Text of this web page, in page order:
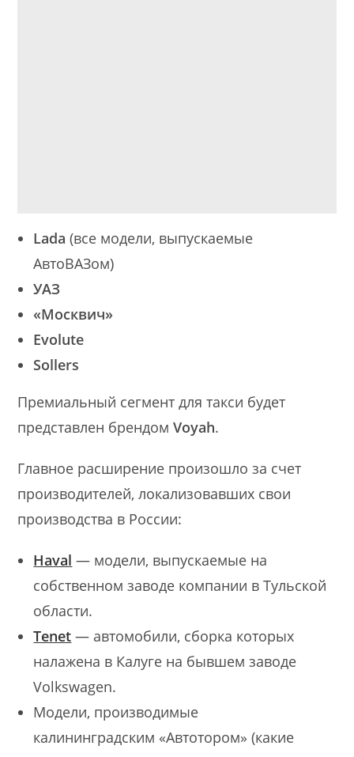
Lada (все модели, выпускаемые
АвтоВАЗом)
УАЗ
«Москвич»
Evolute
Sollers
Премиальный сегмент для такси будет
представлен брендомVoyah.
Главное расширение произошло за счет
производителей, локализовавших свои
производства в России:
Haval — модели, выпускаемые на
собственном заводе компании в Тульской
области.
Tenet — автомобили, сборка которых
налажена в Калуге на бывшем заводе
Volkswagen.
Модели, производимые
калининградским «Автотором» (какие